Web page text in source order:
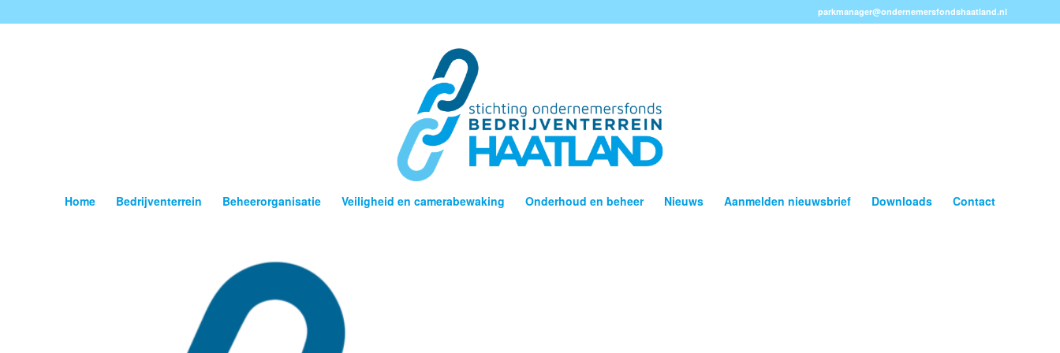
parkmanager@ondernemersfondshaatland.nl
Home Bedrijventerrein Beheerorganisatie Veiligheid en camerabewaking Onderhoud en beheer Nieuws Aanmelden nieuwsbrief Downloads Contact